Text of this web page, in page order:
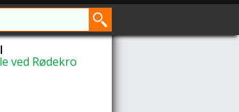
ved Rødekro